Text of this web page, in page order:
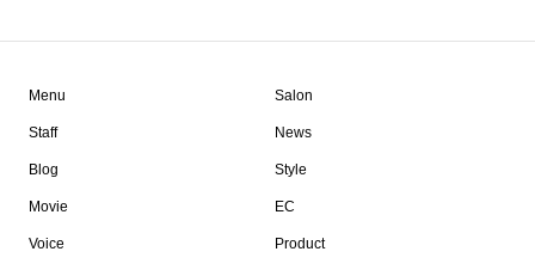
Menu Salon
Staff News
Blog Style
Movie EC
Voice Product